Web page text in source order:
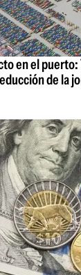
en el puerto:
de la